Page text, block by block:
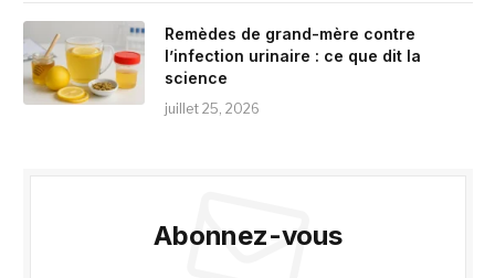
Remèdes de grand-mère contre
l’infection urinaire : ce que dit la
science
juillet 25, 2026
Abonnez-vous